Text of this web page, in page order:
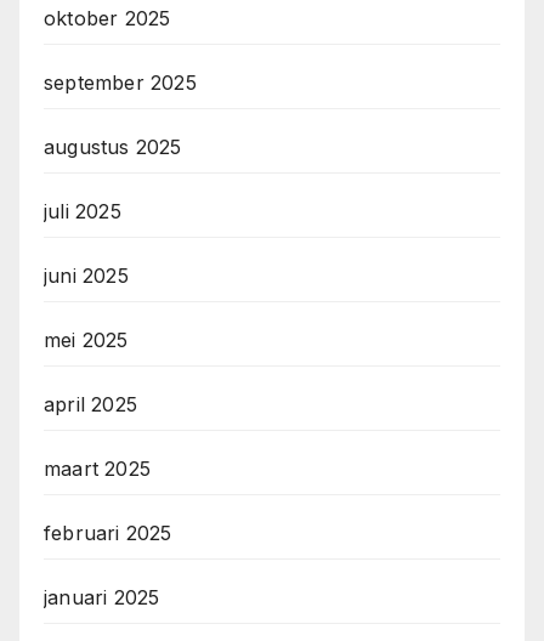
oktober 2025
september 2025
augustus 2025
juli 2025
juni 2025
mei 2025
april 2025
maart 2025
februari 2025
januari 2025